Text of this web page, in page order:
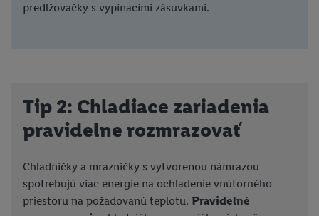
predlžovačky s vypínacími zásuvkami.
Tip 2: Chladiace zariadenia
pravidelne rozmrazovať
Chladničky a mrazničky s vytvorenou námrazou
spotrebujú viac energie na ochladenie vnútorného
priestoru na požadovanú teplotu. Pravidelné